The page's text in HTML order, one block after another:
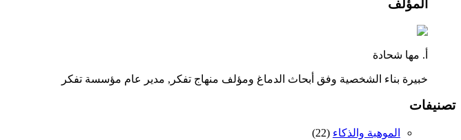
المؤلف
أ. مها شحادة
خبيرة بناء الشخصية وفق أبحاث الدماغ ومؤلف منهاج تفكر, مدير عام مؤسسة تفكر
تصنيفات
الموهبة والذكاء (
22
)